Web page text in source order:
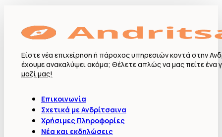
Είστε νέα επιχείρηση ή πάροχος υπηρεσιών κοντά στην
έχουμε ανακαλύψει ακόμα; Θέλετε απλώς να μας πείτε ένα
μαζί μας!
Επικοινωνία
Σχετικά με Ανδρίτσαινα
Χρήσιμες Πληροφορίες
Νέα και εκδηλώσεις